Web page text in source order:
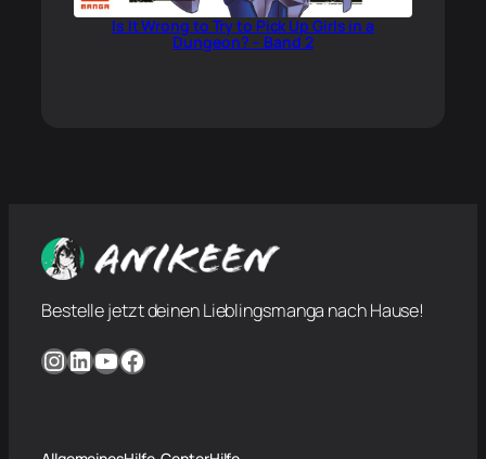
Is It Wrong to Try to Pick Up Girls in a
Dungeon? – Band 2
Bestelle jetzt deinen Lieblingsmanga nach Hause!
InstagramLinkedIn YouTube Facebook